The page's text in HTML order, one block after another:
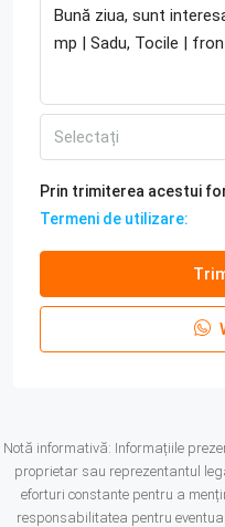
Selectați
Prin trimiterea acestui
Termeni de utilizare:
Notă informativă: Informațiile
proprietar sau reprezentantul
eforturi constante pentru a
responsabilitatea pentru